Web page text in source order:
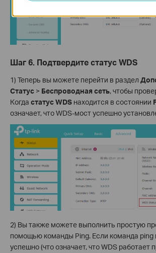
Шаг 6. Подтвердите статус WDS
1) Теперь вы можете перейти в раздел
Статус > Беспроводная сеть, чтобы
Когда статус WDS находится в состоянии
означает, что WDS-мост успешно
2) Вы также можете выполнить простую
помощью команды Ping. Если команда ping
успешно (что означает, что WDS работает